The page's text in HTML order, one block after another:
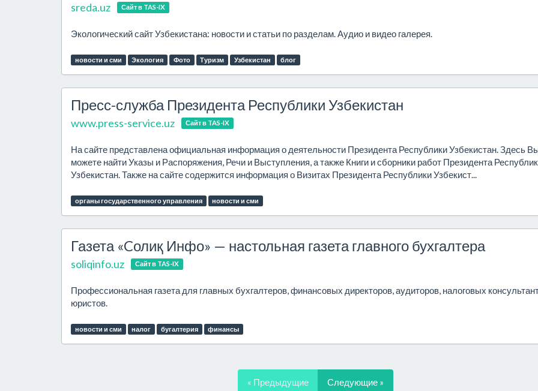
sreda.uz Сайт в TAS-IX
Экологический сайт Узбекистана: новости и статьи по разделам. Аудио и видео галерея.
новости и сми Экология Фото Туризм Узбекистан блог
Пресс-служба Президента Республики Узбекистан
www.press-service.uz Сайт в TAS-IX
На сайте представлена официальная информация о деятельности Президента Республики Узбекистан. Здесь
можете найти Указы и Распоряжения, Речи и Выступления, а также Книги и сборники работ Президента
Узбекистан. Также на сайте содержится информация о Визитах Президента Республики Узбекист...
органы государственного управления новости и сми
Газета «Cолиқ Инфо» — настольная газета главного бухгалтера
soliqinfo.uz Сайт в TAS-IX
Профессиональная газета для главных бухгалтеров, финансовых директоров, аудиторов, налоговых
юристов.
новости и сми налог бугалтерия финансы
« Предыдущие Следующие »